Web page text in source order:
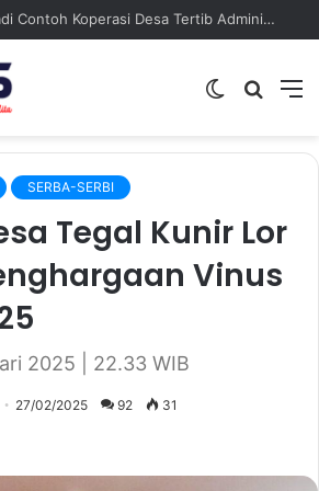
KDMP Cisereh Jadi Contoh Koperasi Desa Tertib Administrasi, Camat Tigaraksa Beri Apresiasi Tinggi
Switch
SERBA-SERBI
Tegal Kunir Lor
Vinus
2025 | 22.33 WIB
27/02/2025 92 31